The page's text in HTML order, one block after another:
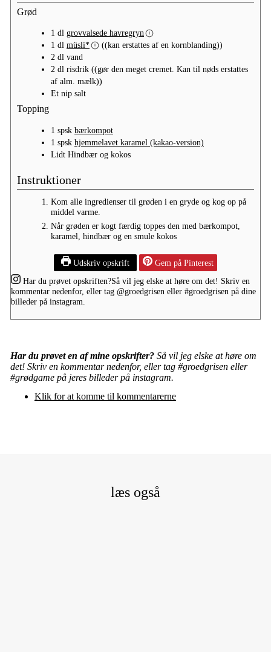
Grød
1 dl grovvalsede havregryn
1 dl müsli*
((kan erstattes af en kornblanding))
2 dl vand
2 dl risdrik ((gør den meget cremet. Kan til nøds erstattes
af alm. mælk))
Et nip salt
Topping
1 spsk bærkompot
1 spsk hjemmelavet karamel (kakao-version)
Lidt Hindbær og kokos
Instruktioner
Kom alle ingredienser til grøden i en gryde og kog op på
middel varme.
Når grøden er kogt færdig toppes den med bærkompot,
karamel, hindbær og en smule kokos
Udskriv opskrift
Gem på Pinterest
Har du prøvet opskriften?Så vil jeg elske at høre om det! Skriv en
kommentar nedenfor, eller tag @groedgrisen eller #groedgrisen på dine
billeder på instagram.
Har du prøvet en af mine opskrifter? Så vil jeg elske at høre om
det! Skriv en kommentar nedenfor, eller tag #groedgrisen eller
#grødgame på jeres billeder på instagram.
Klik for at komme til kommentarerne
læs også